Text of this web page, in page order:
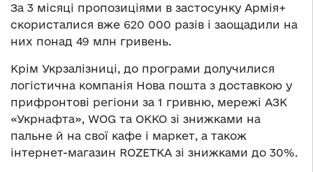
За 3 місяці пропозиціями в застосунку Армія+
скористалися вже 620 000 разів і заощадили на
них понад 49 млн гривень.
Крім Укрзалізниці, до програми долучилися
логістична компанія Нова пошта з доставкою у
прифронтові регіони за 1 гривню, мережі АЗК
«Укрнафта», WOG та ОККО зі знижками на
пальне й на свої кафе і маркет, а також
інтернет-магазин ROZETKA зі знижками до 30%.